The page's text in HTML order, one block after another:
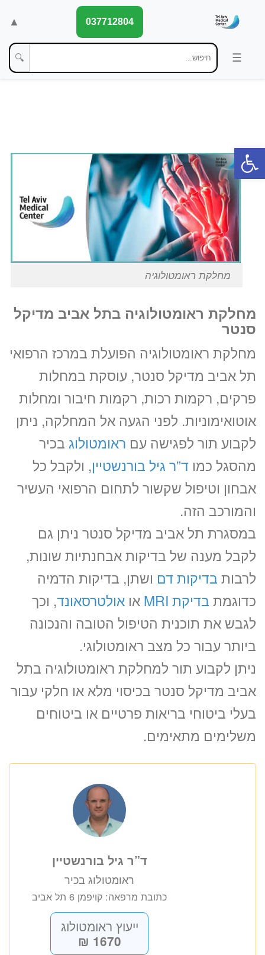
פתח סרגל נגישות
▲ 037712804
🔍
מחלקת ראומטולוגיה
מחלקת ראומטולוגיה בתל אביב מדיקל
סנטר
מחלקת ראומטולוגיה הפועלת במרכז הרפואי
תל אביב מדיקל סנטר, עוסקת במחלות
פרקים, רקמות רכות, רקמות חיבור ומחלות
אוטואימוניות. לפני הגעה אל המחלקה, ניתן
לקבוע תור לפגישה עם ראומטולוג בכיר
מהסגל כמו ד”ר גיל בורנשטיין, ולקבל כל
אבחון וטיפול שקשור לתחום הרפואי העשיר
והמורכב הזה.
במסגרת תל אביב מדיקל סנטר ניתן גם
לקבל מענה של בדיקות אבחנתיות שונות,
לרבות בדיקות דם ושתן, בדיקות הדמיה
כדוגמת בדיקת MRI או אולטרסאונד, וכך
לגבש את תוכנית הטיפול הטובה והנכונה
ביותר עבור כל מצב ראומטולוגי.
ניתן לקבוע תור למחלקת ראומטולוגיה בתל
אביב מדיקל סנטר בכיסוי מלא או חלקי עבור
בעלי ביטוחי בריאות פרטיים או ביטוחים
משלימים מתאימים.